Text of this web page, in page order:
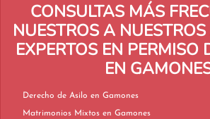
CONSULTAS MÁS
NUESTROS A
EXPERTOS EN PERMISO
EN
Derecho de Asilo en Gamones
Matrimonios Mixtos en Gamones